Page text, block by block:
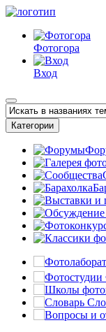
Фотогора
Вход
Категории